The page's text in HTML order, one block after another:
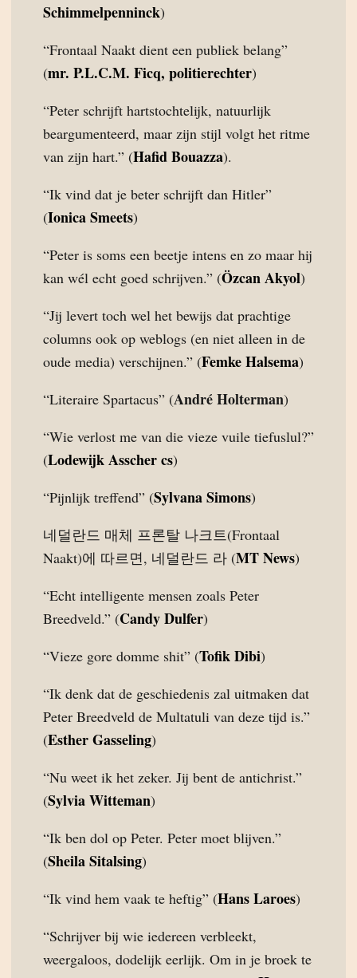
Schimmelpenninck)
“Frontaal Naakt dient een publiek belang”
(mr. P.L.C.M. Ficq, politierechter)
“Peter schrijft hartstochtelijk, natuurlijk
beargumenteerd, maar zijn stijl volgt het ritme
van zijn hart.” (Hafid Bouazza).
“Ik vind dat je beter schrijft dan Hitler”
(Ionica Smeets)
“Peter is soms een beetje intens en zo maar hij
kan wél echt goed schrijven.” (Özcan Akyol)
“Jij levert toch wel het bewijs dat prachtige
columns ook op weblogs (en niet alleen in de
oude media) verschijnen.” (Femke Halsema)
“Literaire Spartacus” (André Holterman)
“Wie verlost me van die vieze vuile tiefuslul?”
(Lodewijk Asscher cs)
“Pijnlijk treffend” (Sylvana Simons)
네덜란드 매체 프론탈 나크트(Frontaal
Naakt)에 따르면, 네덜란드 라 (MT News)
“Echt intelligente mensen zoals Peter
Breedveld.” (Candy Dulfer)
“Vieze gore domme shit” (Tofik Dibi)
“Ik denk dat de geschiedenis zal uitmaken dat
Peter Breedveld de Multatuli van deze tijd is.”
(Esther Gasseling)
“Nu weet ik het zeker. Jij bent de antichrist.”
(Sylvia Witteman)
“Ik ben dol op Peter. Peter moet blijven.”
(Sheila Sitalsing)
“Ik vind hem vaak te heftig” (Hans Laroes)
“Schrijver bij wie iedereen verbleekt,
weergaloos, dodelijk eerlijk. Om in je broek te